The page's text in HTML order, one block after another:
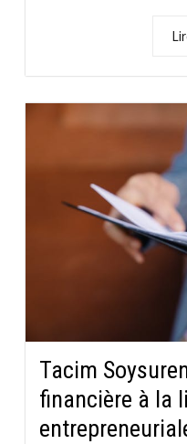
Tacim
financière à la